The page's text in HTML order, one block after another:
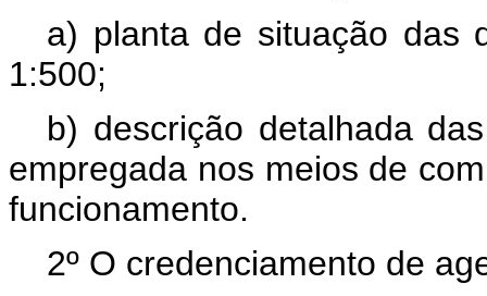
a) planta de situação das
1:500;
b) descrição detalhada
empregada nos meios de
funcionamento.
2º O credenciamento de